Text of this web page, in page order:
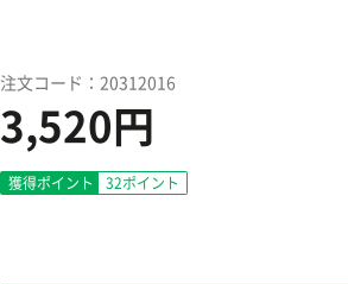
注文コード：20312016
3,520円
獲得ポイント 32ポイント